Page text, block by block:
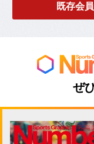
既存会
ぜ